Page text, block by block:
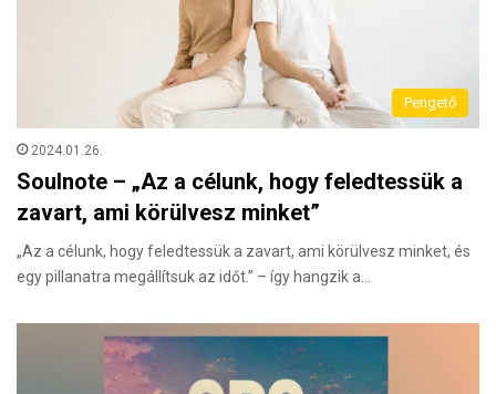
Pengető
2024.01.26.
Soulnote – „Az a célunk, hogy feledtessük a
zavart, ami körülvesz minket”
„Az a célunk, hogy feledtessük a zavart, ami körülvesz minket, és
egy pillanatra megállítsuk az időt.” – így hangzik a…